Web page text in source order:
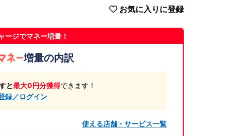
お気に入りに登録
ージでマネー増量！
増量の内訳
と最大0円分獲得できます！
録／ログイン
使える店舗・サービス一覧